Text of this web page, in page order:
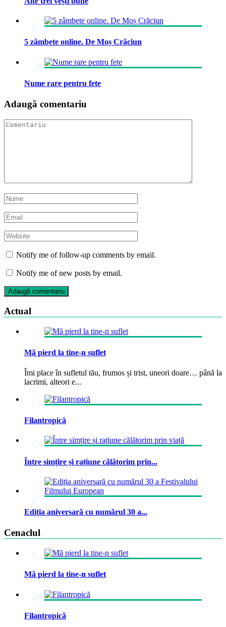
5 zâmbete online. De Moș Crăciun
Nume rare pentru fete
Adaugă comentariu
Notify me of follow-up comments by email.
Notify me of new posts by email.
Actual
Mă pierd la tine-n suflet
Îmi place în sufletul tău, frumos și trist, uneori doare… până la
lacrimi, alteori e...
Filantropică
Între simțire și rațiune călătorim prin...
Ediția aniversară cu numărul 30 a...
Cenaclul
Mă pierd la tine-n suflet
Filantropică